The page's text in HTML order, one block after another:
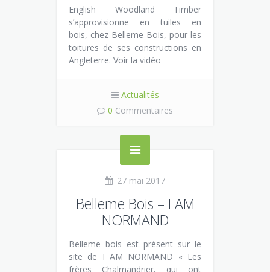
English Woodland Timber
s’approvisionne en tuiles en
bois, chez Belleme Bois, pour les
toitures de ses constructions en
Angleterre. Voir la vidéo
Actualités
0 Commentaires
27 mai 2017
Belleme Bois – I AM
NORMAND
Belleme bois est présent sur le
site de I AM NORMAND « Les
frères Chalmandrier, qui ont